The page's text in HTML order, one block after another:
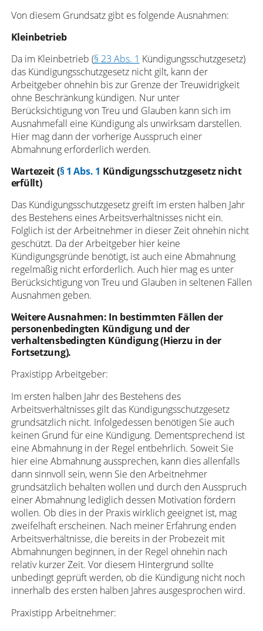
Von diesem Grundsatz gibt es folgende Ausnahmen:
Kleinbetrieb
Da im Kleinbetrieb (§ 23 Abs. 1 Kündigungsschutzgesetz)
das Kündigungsschutzgesetz nicht gilt, kann der
Arbeitgeber ohnehin bis zur Grenze der Treuwidrigkeit
ohne Beschränkung kündigen. Nur unter
Berücksichtigung von Treu und Glauben kann sich im
Ausnahmefall eine Kündigung als unwirksam darstellen.
Hier mag dann der vorherige Ausspruch einer
Abmahnung erforderlich werden.
Wartezeit (§ 1 Abs. 1 Kündigungsschutzgesetz nicht
erfüllt)
Das Kündigungsschutzgesetz greift im ersten halben Jahr
des Bestehens eines Arbeitsverhältnisses nicht ein.
Folglich ist der Arbeitnehmer in dieser Zeit ohnehin nicht
geschützt. Da der Arbeitgeber hier keine
Kündigungsgründe benötigt, ist auch eine Abmahnung
regelmäßig nicht erforderlich. Auch hier mag es unter
Berücksichtigung von Treu und Glauben in seltenen Fällen
Ausnahmen geben.
Weitere Ausnahmen: In bestimmten Fällen der
personenbedingten Kündigung und der
verhaltensbedingten Kündigung (Hierzu in der
Fortsetzung).
Praxistipp Arbeitgeber:
Im ersten halben Jahr des Bestehens des
Arbeitsverhältnisses gilt das Kündigungsschutzgesetz
grundsätzlich nicht. Infolgedessen benötigen Sie auch
keinen Grund für eine Kündigung. Dementsprechend ist
eine Abmahnung in der Regel entbehrlich. Soweit Sie
hier eine Abmahnung aussprechen, kann dies allenfalls
dann sinnvoll sein, wenn Sie den Arbeitnehmer
grundsätzlich behalten wollen und durch den Ausspruch
einer Abmahnung lediglich dessen Motivation fördern
wollen. Ob dies in der Praxis wirklich geeignet ist, mag
zweifelhaft erscheinen. Nach meiner Erfahrung enden
Arbeitsverhältnisse, die bereits in der Probezeit mit
Abmahnungen beginnen, in der Regel ohnehin nach
relativ kurzer Zeit. Vor diesem Hintergrund sollte
unbedingt geprüft werden, ob die Kündigung nicht noch
innerhalb des ersten halben Jahres ausgesprochen wird.
Praxistipp Arbeitnehmer: